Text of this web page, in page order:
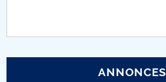
Relations InternationalesANNONCES